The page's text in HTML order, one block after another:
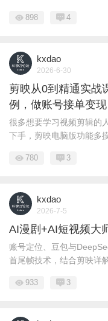
898 4
kxdao
2026-6-30
剪映从0到精通实战
例，做账号接单变现
很多想要学习视频剪辑的
下手，剪映电脑版功能多
780 3
kxdao
2026-7-5
AI漫剧+AI短视频大
账号定位、豆包与
首尾帧技术，结合剪映详
933 3